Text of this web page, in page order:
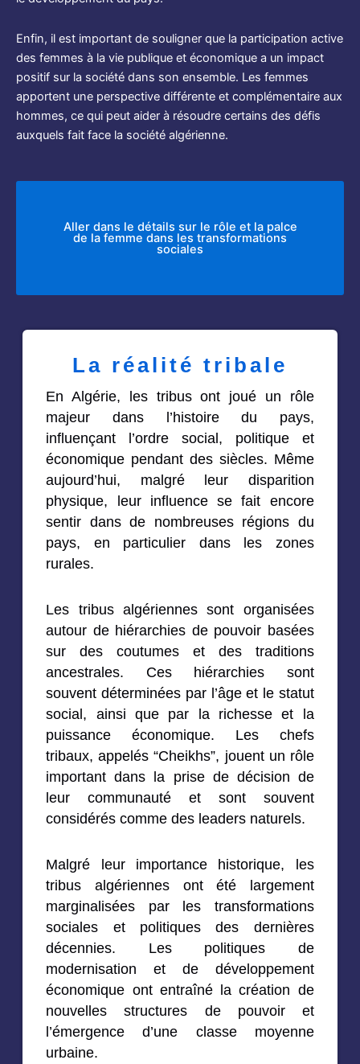
Enfin, il est important de souligner que la participation active
des femmes à la vie publique et économique a un impact
positif sur la société dans son ensemble. Les femmes
apportent une perspective différente et complémentaire aux
hommes, ce qui peut aider à résoudre certains des défis
auxquels fait face la société algérienne.
Aller dans le détails sur le rôle et la palce
de la femme dans les transformations
sociales
La réalité tribale
En Algérie, les tribus ont joué un rôle
majeur dans l’histoire du pays,
influençant l’ordre social, politique et
économique pendant des siècles. Même
aujourd’hui, malgré leur disparition
physique, leur influence se fait encore
sentir dans de nombreuses régions du
pays, en particulier dans les zones
rurales.
Les tribus algériennes sont organisées
autour de hiérarchies de pouvoir basées
sur des coutumes et des traditions
ancestrales. Ces hiérarchies sont
souvent déterminées par l’âge et le statut
social, ainsi que par la richesse et la
puissance économique. Les chefs
tribaux, appelés “Cheikhs”, jouent un rôle
important dans la prise de décision de
leur communauté et sont souvent
considérés comme des leaders naturels.
Malgré leur importance historique, les
tribus algériennes ont été largement
marginalisées par les transformations
sociales et politiques des dernières
décennies. Les politiques de
modernisation et de développement
économique ont entraîné la création de
nouvelles structures de pouvoir et
l’émergence d’une classe moyenne
urbaine.